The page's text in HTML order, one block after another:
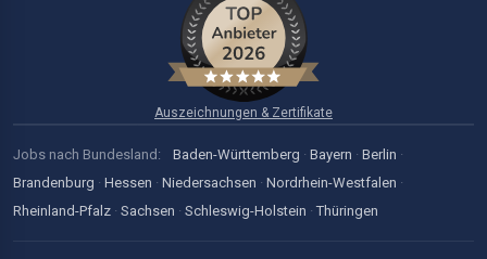
Auszeichnungen & Zertifikate
Jobs nach Bundesland: Baden-Württemberg · Bayern · Berlin ·
Brandenburg · Hessen · Niedersachsen · Nordrhein-Westfalen ·
Rheinland-Pfalz · Sachsen · Schleswig-Holstein · Thüringen